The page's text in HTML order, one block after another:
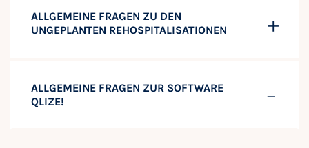
ALLGEMEINE FRAGEN ZU DEN
UNGEPLANTEN REHOSPITALISATIONEN
ALLGEMEINE FRAGEN ZUR SOFTWARE
QLIZE!